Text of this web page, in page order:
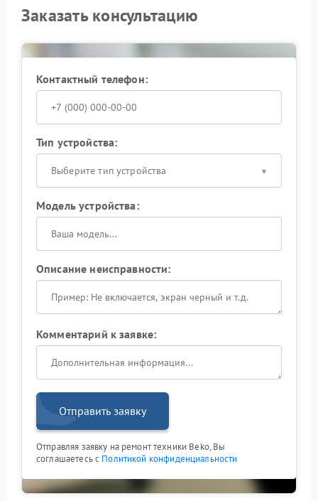
Заказать консультацию
Контактный телефон:
Тип устройства:
Выберите тип устройства
Модель устройства:
Описание неисправности:
Комментарий к заявке:
Отправить заявку
Отправляя заявку на ремонт техники Beko, Вы
соглашаетесь с Политикой конфиденциальности